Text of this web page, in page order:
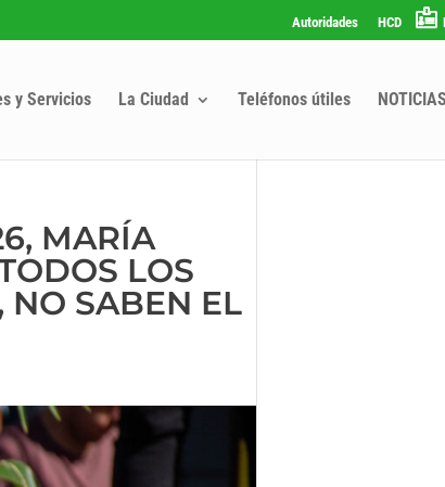
Autoridades HCD
y Servicios La Ciudad Teléfonos útiles NOTICIAS
MARÍA
LOS
NO SABEN EL